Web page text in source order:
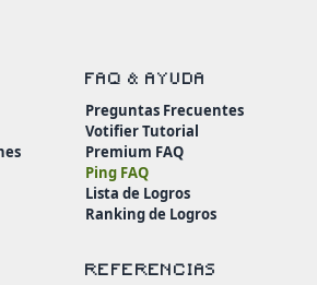
FAQ & AYUDA
Preguntas Frecuentes
Votifier Tutorial
Premium FAQ
Ping FAQ
Lista de Logros
Ranking de Logros
REFERENCIAS